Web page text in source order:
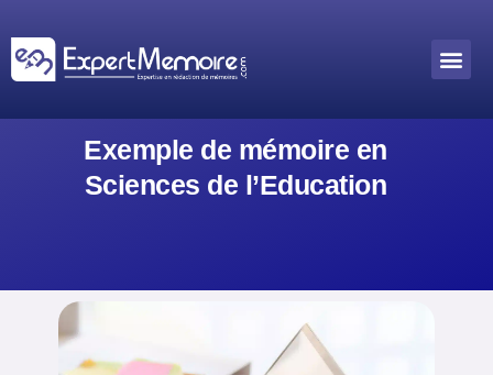
au
contenu
Exemple de mémoire en
Sciences de l’Education